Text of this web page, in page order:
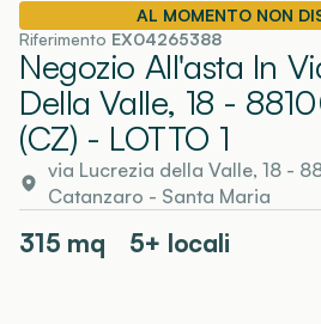
AL MOMENTO NON
Riferimento EX04265388
Negozio All'asta In
Della Valle, 18 -
(CZ) - LOTTO 1
via Lucrezia della Valle, 18 -
Catanzaro - Santa Maria
315 mq
5+ locali